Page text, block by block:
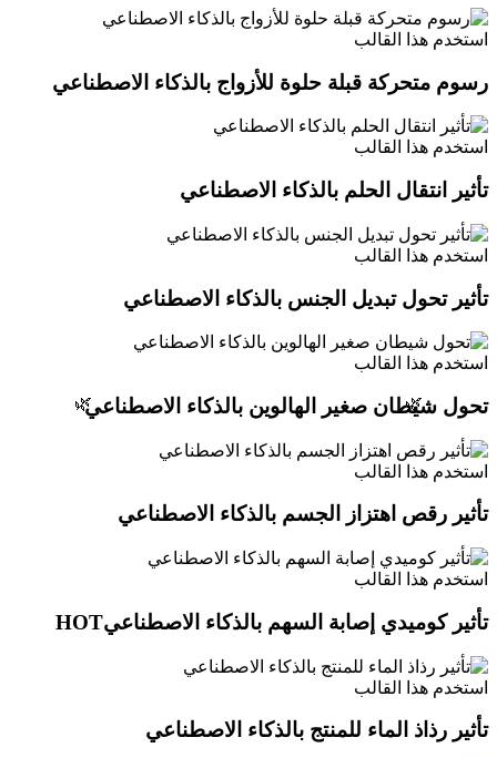
🌿 🌿
استخدم هذا القالب
رسوم متحركة قبلة حلوة للأزواج بالذكاء الاصطناعي
استخدم هذا القالب
تأثير انتقال الحلم بالذكاء الاصطناعي
استخدم هذا القالب
تأثير تحول تبديل الجنس بالذكاء الاصطناعي
استخدم هذا القالب
تحول شيطان صغير الهالوين بالذكاء الاصطناعي
استخدم هذا القالب
تأثير رقص اهتزاز الجسم بالذكاء الاصطناعي
استخدم هذا القالب
تأثير كوميدي إصابة السهم بالذكاء الاصطناعيHOT
استخدم هذا القالب
تأثير رذاذ الماء للمنتج بالذكاء الاصطناعي